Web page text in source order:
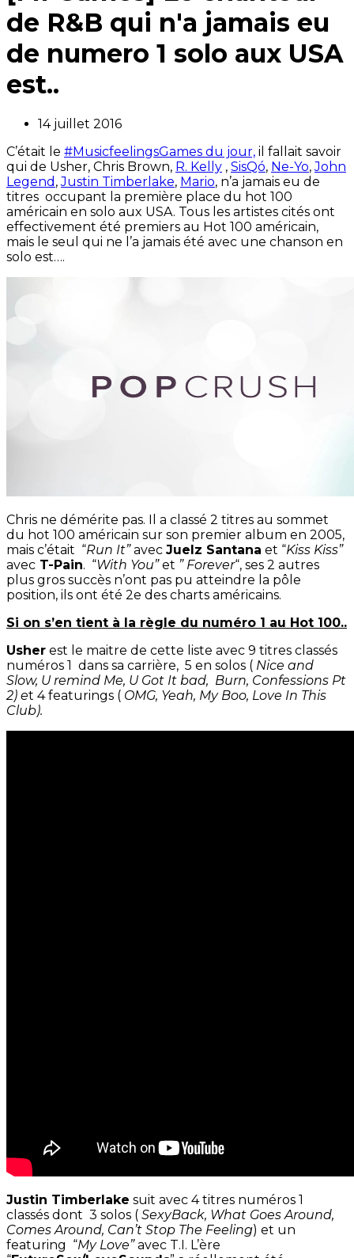
de R&B qui n'a jamais eu
de numero 1 solo aux USA
est..
14 juillet 2016
C’était le #MusicfeelingsGames du jour, il fallait savoir
qui de Usher, Chris Brown, R. Kelly , SisQó, Ne-Yo,John
Legend ,Justin Timberlake, Mario, n’a jamais eu de
titres occupant la première place du hot 100
américain en solo aux USA. Tous les artistes cités ont
effectivement été premiers au Hot 100 américain,
mais le seul qui ne l’a jamais été avec une chanson en
solo est….
Chris ne démérite pas. Il a classé 2 titres au sommet
du hot 100 américain sur son premier album en 2005,
mais c’était “Run It”avec Juelz Santana et “Kiss Kiss”
avec T-Pain. “With You”et ” Forever“, ses 2 autres
plus gros succès n’ont pas pu atteindre la pôle
position, ils ont été 2e des charts américains.
Si on s’en tient à la règle du numéro 1 au Hot 100..
Usher est le maitre de cette liste avec 9 titres classés
numéros 1 dans sa carrière, 5 en solos ( Nice and
Slow, U remind Me, U Got It bad, Burn, Confessions Pt
2) et 4 featurings ( OMG, Yeah, My Boo, Love In This
Club).
Justin Timberlake suit avec 4 titres numéros 1
classés dont 3 solos ( SexyBack, What Goes Around,
Comes Around, Can’t Stop The Feeling) et un
featuring “My Love”avec T.I. L’ère